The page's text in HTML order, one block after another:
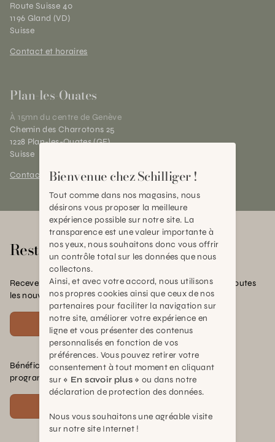
Route Suisse 40
1196 Gland (VD)
Suisse
Contact et horaires
Plan-les-Ouates
À 15mn du centre de Genève
Chemin des Charrotons 25
1228 Plan-les-Ouates (GE)
Suisse
Contact et horaires
Rester en contact
Recevez nos offres exclusives, nos conseils pratiques et toutes
les nouvelles Schilliger
S'inscrire
Bénéficiez de nombreux avantages en rejoignant notre
programme de fidélité.
Bienvenue chez Schilliger !
Tout comme dans nos magasins, nous
désirons vous proposer la meilleure
expérience possible sur notre site. La
transparence est une valeur importante à
nos yeux, nous souhaitons donc vous offrir
un contrôle total sur les données que nous
collectons.
Ainsi, et avec votre accord, nous utilisons
nos propres cookies ainsi que ceux de nos
partenaires pour faciliter la navigation sur
notre site, améliorer votre expérience en
ligne et vous présenter des contenus
personnalisés en fonction de vos
préférences. Vous pouvez retirer votre
consentement à tout moment en cliquant
sur « En savoir plus » ou dans notre
déclaration de protection des données.
Nous vous souhaitons une agréable visite
sur notre site Internet !